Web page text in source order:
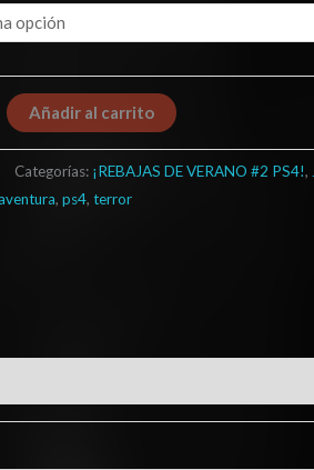
Añadir al carrito
Categorías: ¡REBAJAS DE VERANO #2 PS4!,
, ps4, terror